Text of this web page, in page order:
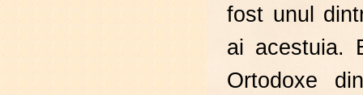
fost unul
ai acestuia.
Ortodoxe